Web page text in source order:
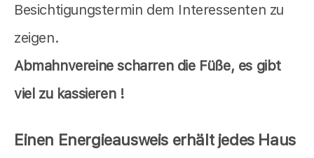
Besichtigungstermin dem Interessenten zu
zeigen.
Abmahnvereine scharren die Füße, es gibt
viel zu kassieren !
Einen Energieausweis erhält jedes Haus